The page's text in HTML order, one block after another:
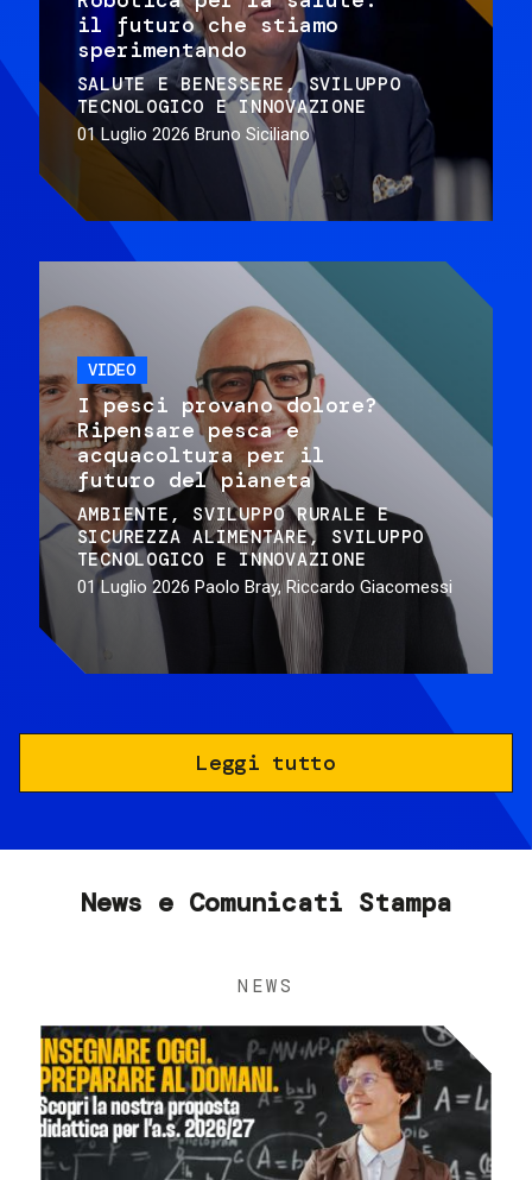
il futuro che stiamo
sperimentando
SALUTE E BENESSERE
SVILUPPO
TECNOLOGICO E INNOVAZIONE
01 Luglio 2026 Bruno Siciliano
VIDEO
I pesci provano dolore?
Ripensare pesca e
acquacoltura per il
futuro del pianeta
AMBIENTE
SVILUPPO RURALE E
SICUREZZA ALIMENTARE
SVILUPPO
TECNOLOGICO E INNOVAZIONE
01 Luglio 2026 Paolo Bray, Riccardo Giacomessi
Leggi tutto
News e Comunicati Stampa
NEWS